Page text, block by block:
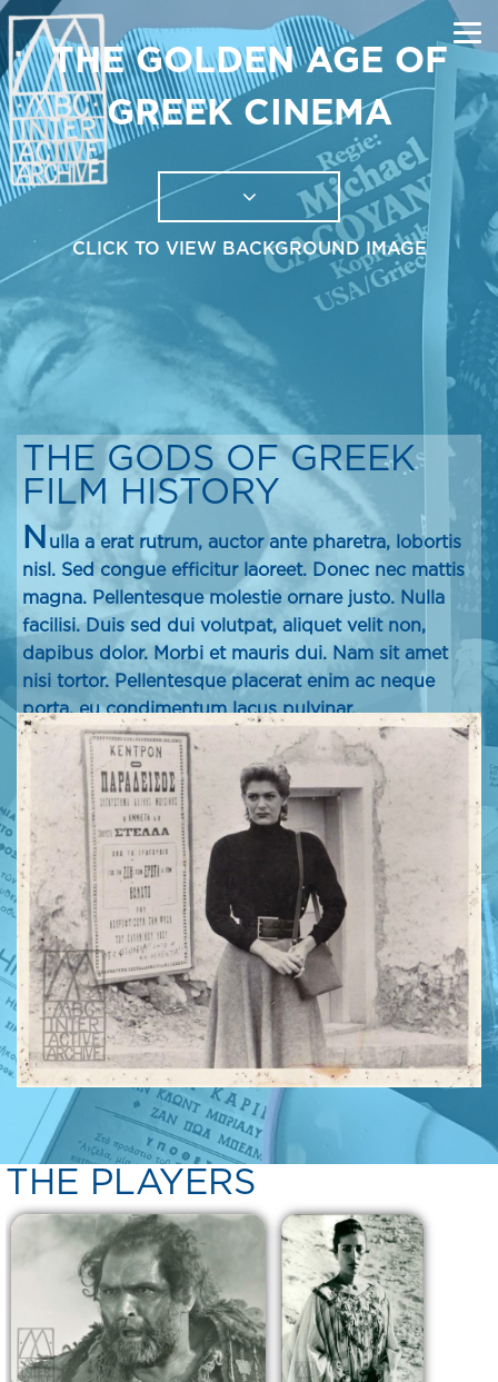
THE GOLDEN AGE OF
GREEK CINEMA
CLICK TO VIEW BACKGROUND IMAGE
THE GODS OF GREEK
FILM HISTORY
N ulla a erat rutrum, auctor ante pharetra, lobortis
nisl. Sed congue efficitur laoreet. Donec nec mattis
magna. Pellentesque molestie ornare justo. Nulla
facilisi. Duis sed dui volutpat, aliquet velit non,
dapibus dolor. Morbi et mauris dui. Nam sit amet
nisi tortor. Pellentesque placerat enim ac neque
porta, eu condimentum lacus pulvinar.
THE PLAYERS